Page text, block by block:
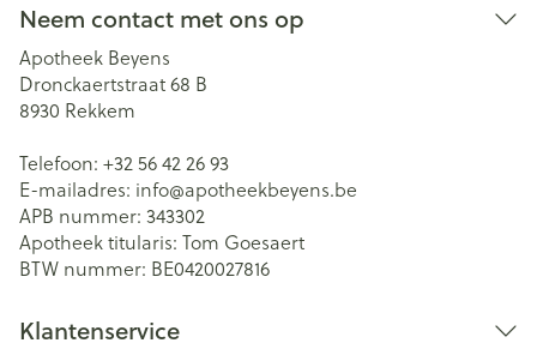
Neem contact met ons op
Apotheek Beyens
Dronckaertstraat 68 B
8930 Rekkem
Telefoon: +32 56 42 26 93
E-mailadres: info@apotheekbeyens.be
APB nummer: 343302
Apotheek titularis: Tom Goesaert
BTW nummer: BE0420027816
Klantenservice